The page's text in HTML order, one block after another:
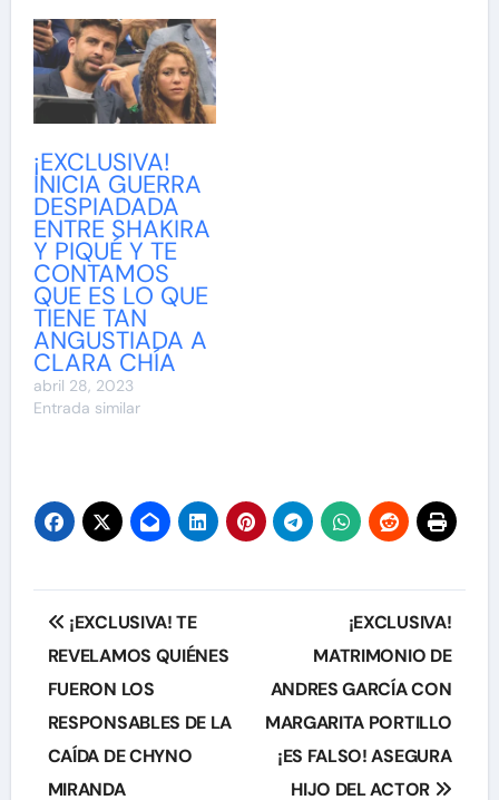
¡EXCLUSIVA!
INICIA GUERRA
DESPIADADA
ENTRE SHAKIRA
Y PIQUÉ Y TE
CONTAMOS
QUE ES LO QUE
TIENE TAN
ANGUSTIADA A
CLARA CHÍA
abril 28, 2023
Entrada similar
Navegación
de
entradas
¡EXCLUSIVA! TE
REVELAMOS QUIÉNES
FUERON LOS
RESPONSABLES DE LA
CAÍDA DE CHYNO
MIRANDA
¡EXCLUSIVA!
MATRIMONIO DE
ANDRES GARCÍA CON
MARGARITA PORTILLO
¡ES FALSO! ASEGURA
HIJO DEL ACTOR